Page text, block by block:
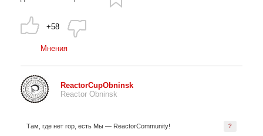
+58
Мнения
ReactorCupObninsk
Reactor Obninsk
?
Там, где нет гор, есть Мы — ReactorCommunity!